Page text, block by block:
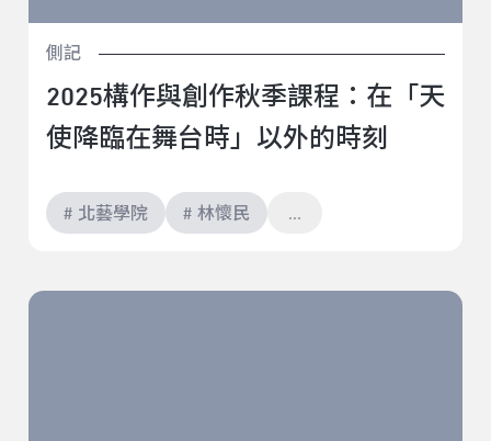
側記
2025構作與創作秋季課程：在「天
使降臨在舞台時」以外的時刻
# 北藝學院 # 林懷民
《恍恍》導演加藤拓也：與「四把椅子」跨國共製，解